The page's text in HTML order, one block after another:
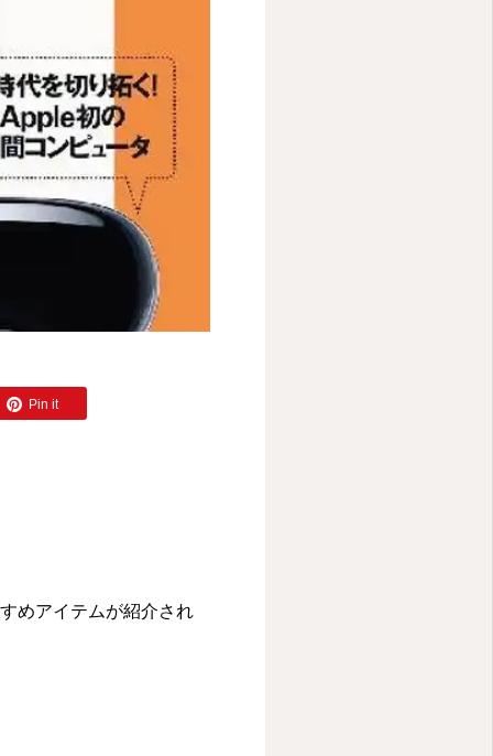
Pin it
めアイテムが紹介され